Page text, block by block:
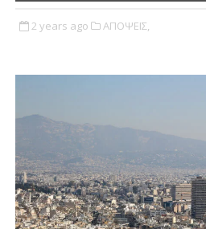
2 years ago ΑΠΟΨΕΙΣ,